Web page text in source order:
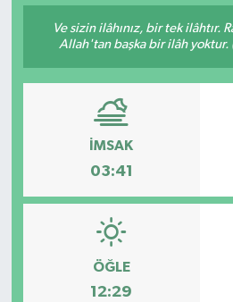
Ve sizin ilâhınız, bir tek ilâhtır.
Allah'tan başka bir ilâh yoktur.
İMSAK
03:41
ÖĞLE
12:29